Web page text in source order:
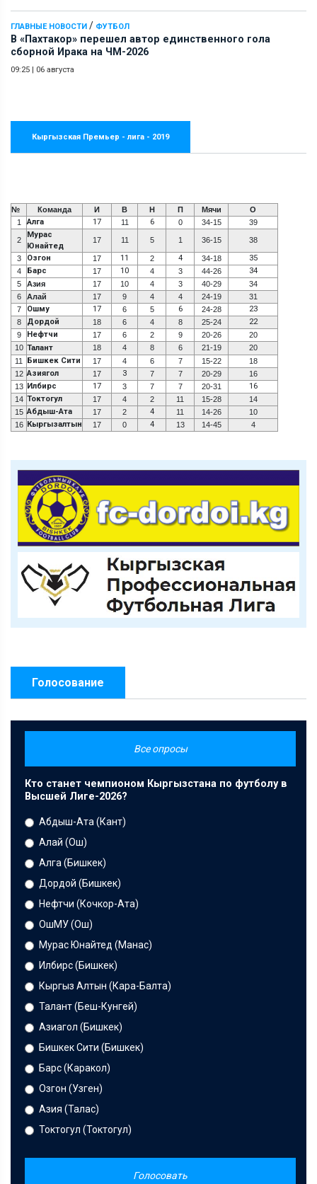
ГЛАВНЫЕ НОВОСТИ / ФУТБОЛ
В «Пахтакор» перешел автор единственного гола
сборной Ирака на ЧМ-2026
09:25 06 августа
Кыргызская Премьер - лига - 2019
№ Команда И В Н П Мячи
О
1
Алга 17 11 6 0 34-15 39
2
Мурас
Юнайтед
17 11 5 1 36-15 38
3 Озгон 17 11 2 4 34-18 35
4 Барс 17 10 4 3 44-26 34
5 Азия 17 10 4 3 40-29
34
6
Алай 17 9 4 4 24-19
31
7
Ошму 17 6 5 6 24-28 23
8 Дордой 18 6 4 8 25-24 22
9 Нефтчи 17 6 2 9 20-26
20
10 Талант 18 4 8 6 21-19
20
11
Бишкек Сити 17 4 6 7 15-22
18
12 Азиягол 17 3 7 7 20-29
16
13
Илбирс 17 3 7 7 20-31 16
14 Токтогул 17 4 2 11 15-28
14
15 Абдыш-Ата 17 2 4 11 14-26
10
16
Кыргызалтын 17 0 4 13 14-45 4
Голосование
Все опросы
Кто станет чемпионом Кыргызстана по футболу в
Высшей Лиге-2026?
Абдыш-Ата (Кант)
Алай (Ош)
Алга (Бишкек)
Дордой (Бишкек)
Нефтчи (Кочкор-Ата)
ОшМУ (Ош)
Мурас Юнайтед (Манас)
Илбирс (Бишкек)
Кыргыз Алтын (Кара-Балта)
Талант (Беш-Кунгей)
Азиагол (Бишкек)
Бишкек Сити (Бишкек)
Барс (Каракол)
Озгон (Узген)
Азия (Талас)
Токтогул (Токтогул)
Голосовать